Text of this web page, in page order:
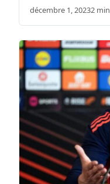
décembre 1, 20232 min